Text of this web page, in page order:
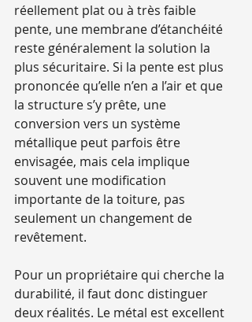
réellement plat ou à très faible
pente, une membrane d’étanchéité
reste généralement la solution la
plus sécuritaire. Si la pente est plus
prononcée qu’elle n’en a l’air et que
la structure s’y prête, une
conversion vers un système
métallique peut parfois être
envisagée, mais cela implique
souvent une modification
importante de la toiture, pas
seulement un changement de
revêtement.
Pour un propriétaire qui cherche la
durabilité, il faut donc distinguer
deux réalités. Le métal est excellent